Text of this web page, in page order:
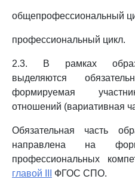
общепрофессиональный
профессиональный цикл.
2.3. В рамках
выделяются
формируемая
отношений (вариативная
Обязательная часть
направлена на
профессиональных
главой III
ФГОС СПО.